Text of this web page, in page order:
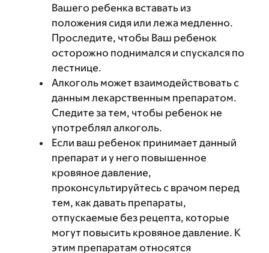
Вашего ребенка вставать из
положения сидя или лежа медленно.
Проследите, чтобы Ваш ребенок
осторожно поднимался и спускался по
лестнице.
Алкоголь может взаимодействовать с
данным лекарственным препаратом.
Следите за тем, чтобы ребенок не
употреблял алкоголь.
Если ваш ребенок принимает данный
препарат и у него повышенное
кровяное давление,
проконсультируйтесь с врачом перед
тем, как давать препараты,
отпускаемые без рецепта, которые
могут повысить кровяное давление. К
этим препаратам относятся